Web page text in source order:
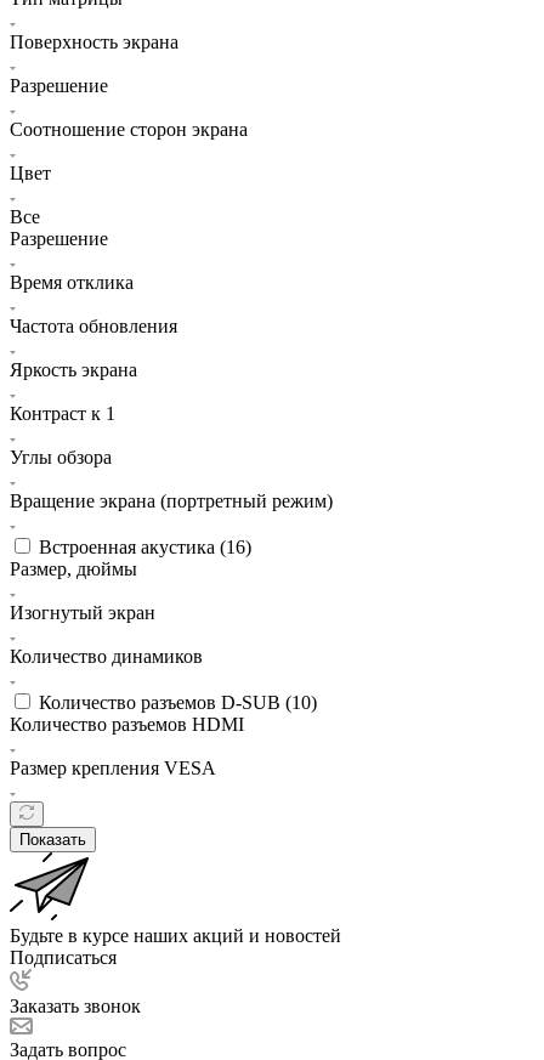
Поверхность экрана
Разрешение
Соотношение сторон экрана
Цвет
Все
Разрешение
Время отклика
Частота обновления
Яркость экрана
Контраст к 1
Углы обзора
Вращение экрана (портретный режим)
Встроенная акустика (16)
Размер, дюймы
Изогнутый экран
Количество динамиков
Количество разъемов D-SUB (10)
Количество разъемов HDMI
Размер крепления VESA
Показать
Будьте в курсе наших акций и новостей
Подписаться
Заказать звонок
Задать вопрос